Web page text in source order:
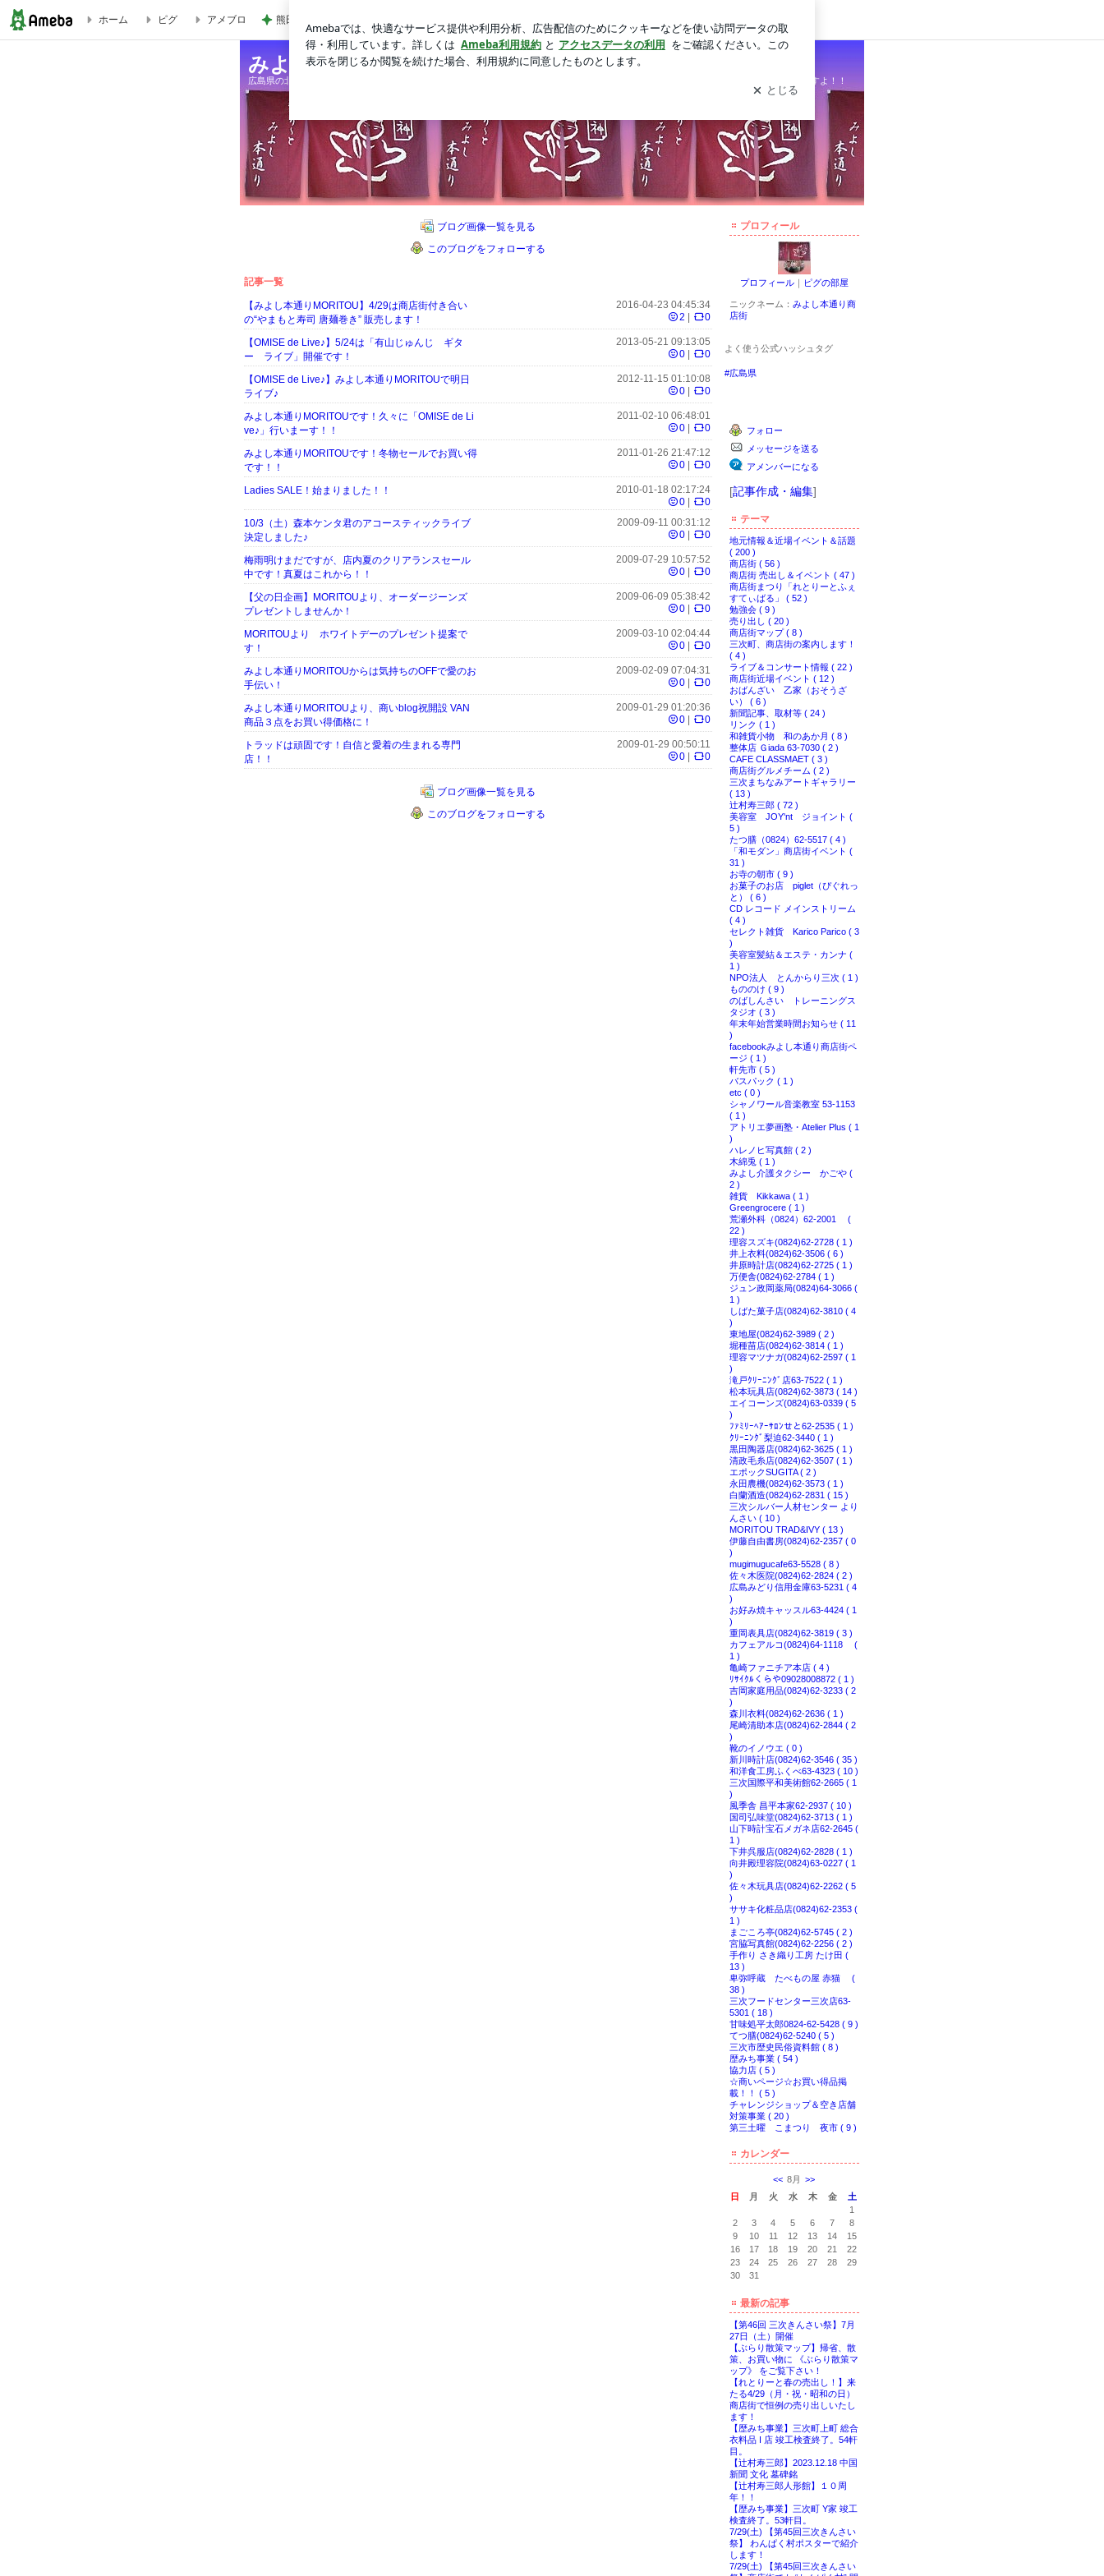
ホーム ピグ アメブロ 熊田 筑前煮と三女のためのカレー作り
みよし本通り商店街 商いblog
広島県の北部、盆地の中にある人口約6万人の町の中にある老舗商店街です！石畳1.4kmをそぞろ歩いてみて下さい。きっと何か発見できますよ！！
プロフィール
プロフィール ｜ ピグの部屋
ニックネーム： みよし本通り商
店街
よく使う公式ハッシュタグ
#広島県
フォロー
メッセージを送る
アメンバーになる
[記事作成・編集]
テーマ
地元情報＆近場イベント＆話題
( 200 )
商店街 ( 56 )
商店街 売出し＆イベント ( 47 )
商店街まつり「れとりーとふぇ
すてぃばる」 ( 52 )
勉強会 ( 9 )
売り出し ( 20 )
商店街マップ ( 8 )
三次町、商店街の案内します！
( 4 )
ライブ＆コンサート情報 ( 22 )
商店街近場イベント ( 12 )
おばんざい 乙家（おそうざ
い） ( 6 )
新聞記事、取材等 ( 24 )
リンク ( 1 )
和雑貨小物 和のあか月 ( 8 )
整体店 Ｇiada 63-7030 ( 2 )
CAFE CLASSMAET ( 3 )
商店街グルメチーム ( 2 )
三次まちなみアートギャラリー
( 13 )
辻村寿三郎 ( 72 )
美容室 JOY'nt ジョイント (
5 )
たつ膳（0824）62-5517 ( 4 )
「和モダン」商店街イベント (
31 )
お寺の朝市 ( 9 )
お菓子のお店 piglet（ぴぐれっ
と） ( 6 )
CD レコード メインストリーム
( 4 )
セレクト雑貨 Karico Parico ( 3
)
美容室髪結＆エステ・カンナ (
1 )
NPO法人 とんからり三次 ( 1 )
もののけ ( 9 )
のばしんさい トレーニングス
タジオ ( 3 )
年末年始営業時間お知らせ ( 11
)
facebookみよし本通り商店街ペ
ージ ( 1 )
軒先市 ( 5 )
バスパック ( 1 )
etc ( 0 )
シャノワール音楽教室 53-1153
( 1 )
アトリエ夢画塾・Atelier Plus ( 1
)
ハレノヒ写真館 ( 2 )
木綿兎 ( 1 )
みよし介護タクシー かごや (
2 )
雑貨 Kikkawa ( 1 )
Greengrocere ( 1 )
荒瀬外科（0824）62-2001 (
22 )
理容スズキ(0824)62-2728 ( 1 )
井上衣料(0824)62-3506 ( 6 )
井原時計店(0824)62-2725 ( 1 )
万便舎(0824)62-2784 ( 1 )
ジュン政岡薬局(0824)64-3066 (
1 )
しばた菓子店(0824)62-3810 ( 4
)
東地屋(0824)62-3989 ( 2 )
堀種苗店(0824)62-3814 ( 1 )
理容マツナガ(0824)62-2597 ( 1
)
滝戸ｸﾘｰﾆﾝｸﾞ店63-7522 ( 1 )
松本玩具店(0824)62-3873 ( 14 )
エイコーンズ(0824)63-0339 ( 5
)
ﾌｧﾐﾘｰﾍｱｰｻﾛﾝせと62-2535 ( 1 )
ｸﾘｰﾆﾝｸﾞ梨迫62-3440 ( 1 )
黒田陶器店(0824)62-3625 ( 1 )
清政毛糸店(0824)62-3507 ( 1 )
エポックSUGITA ( 2 )
永田農機(0824)62-3573 ( 1 )
白蘭酒造(0824)62-2831 ( 15 )
三次シルバー人材センター より
んさい ( 10 )
MORITOU TRAD&IVY ( 13 )
伊藤自由書房(0824)62-2357 ( 0
)
mugimugucafe63-5528 ( 8 )
佐々木医院(0824)62-2824 ( 2 )
広島みどり信用金庫63-5231 ( 4
)
お好み焼キャッスル63-4424 ( 1
)
重岡表具店(0824)62-3819 ( 3 )
カフェアルコ(0824)64-1118 (
1 )
亀崎ファニチア本店 ( 4 )
ﾘｻｲｸﾙくらや09028008872 ( 1 )
吉岡家庭用品(0824)62-3233 ( 2
)
森川衣料(0824)62-2636 ( 1 )
尾崎清助本店(0824)62-2844 ( 2
)
靴のイノウエ ( 0 )
新川時計店(0824)62-3546 ( 35 )
和洋食工房ふくべ63-4323 ( 10 )
三次国際平和美術館62-2665 ( 1
)
風季舎 昌平本家62-2937 ( 10 )
国司弘味堂(0824)62-3713 ( 1 )
山下時計宝石メガネ店62-2645 (
1 )
下井呉服店(0824)62-2828 ( 1 )
向井殿理容院(0824)63-0227 ( 1
)
佐々木玩具店(0824)62-2262 ( 5
)
ササキ化粧品店(0824)62-2353 (
1 )
まごころ亭(0824)62-5745 ( 2 )
宮脇写真館(0824)62-2256 ( 2 )
手作り さき織り工房 たけ田 (
13 )
卑弥呼蔵 たべもの屋 赤猫 (
38 )
三次フードセンター三次店63-
5301 ( 18 )
甘味処平太郎0824-62-5428 ( 9 )
てつ膳(0824)62-5240 ( 5 )
三次市歴史民俗資料館 ( 8 )
歴みち事業 ( 54 )
協力店 ( 5 )
☆商いページ☆お買い得品掲
載！！ ( 5 )
チャレンジショップ＆空き店舗
対策事業 ( 20 )
第三土曜 こまつり 夜市 ( 9 )
カレンダー
<< 8月 >>
日
月 火 水 木 金
土
1
2
3 4 5 6 7
8
9
10 11 12 13 14
15
16
17 18 19 20 21
22
23
24 25 26 27 28
29
30
31
最新の記事
【第46回 三次きんさい祭】7月
27日（土）開催
【ぶらり散策マップ】帰省、散
策、お買い物に 《ぶらり散策マ
ップ》 をご覧下さい！
【れとりーと春の売出し！】来
たる4/29（月・祝・昭和の日）
商店街で恒例の売り出しいたし
ます！
【歴みち事業】三次町上町 総合
衣料品 I 店 竣工検査終了。54軒
目。
【辻村寿三郎】2023.12.18 中国
新聞 文化 墓碑銘
【辻村寿三郎人形館】１０周
年！！
【歴みち事業】三次町 Y家 竣工
検査終了。53軒目。
7/29(土) 【第45回三次きんさい
祭】 わんぱく村ポスターで紹介
します！
7/29(土) 【第45回三次きんさい
ブログ画像一覧を見る
このブログをフォローする
記事一覧
【みよし本通りMORITOU】4/29は商店街付き合い
の“やまもと寿司 唐麺巻き” 販売します！
2016-04-23 04:45:34
2
0
【OMISE de Live♪】5/24は「有山じゅんじ ギタ
ー ライブ」開催です！
2013-05-21 09:13:05
0
0
【OMISE de Live♪】みよし本通りMORITOUで明日
ライブ♪
2012-11-15 01:10:08
0
0
みよし本通りMORITOUです！久々に「OMISE de Li
ve♪」行いまーす！！
2011-02-10 06:48:01
0
0
みよし本通りMORITOUです！冬物セールでお買い得
です！！
2011-01-26 21:47:12
0
0
Ladies SALE！始まりました！！
2010-01-18 02:17:24
0
0
10/3（土）森本ケンタ君のアコースティックライブ
決定しました♪
2009-09-11 00:31:12
0
0
梅雨明けまだですが、店内夏のクリアランスセール
中です！真夏はこれから！！
2009-07-29 10:57:52
0
0
【父の日企画】MORITOUより、オーダージーンズ
プレゼントしませんか！
2009-06-09 05:38:42
0
0
MORITOUより ホワイトデーのプレゼント提案で
す！
2009-03-10 02:04:44
0
0
みよし本通りMORITOUからは気持ちのOFFで愛のお
手伝い！
2009-02-09 07:04:31
0
0
みよし本通りMORITOUより、商いblog祝開設 VAN
商品３点をお買い得価格に！
2009-01-29 01:20:36
0
0
トラッドは頑固です！自信と愛着の生まれる専門
店！！
2009-01-29 00:50:11
0
0
ブログ画像一覧を見る
このブログをフォローする